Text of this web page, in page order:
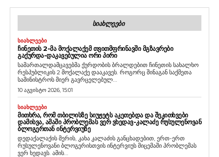
ᲡᲘᲐᲮᲚᲔᲔᲑᲘ
ᲡᲘᲐᲮᲚᲔᲔᲑᲘ
ᲩᲘᲜᲔᲗᲘᲡ 2-ᲛᲐ ᲛᲝᲥᲐᲚᲐᲥᲔᲛ ᲗᲕᲘᲗᲛᲤᲠᲘᲜᲐᲕᲨᲘ ᲛᲒᲖᲐᲕᲠᲔᲑᲘ
ᲒᲐᲥᲣᲠᲓᲐ-ᲓᲐᲙᲐᲕᲔᲑᲣᲚᲘᲐ ᲝᲠᲘ ᲞᲘᲠᲘ
სამართალდამცავებმა ქურდობის ბრალდებით ჩინეთის სახალხო
რესპუბლიკის 2 მოქალაქე დააკავეს. როგორც შინაგან საქმეთა
სამინისტროს მიერ გავრცელებულ...
10 აგვისტო 2026, 15:01
ᲡᲘᲐᲮᲚᲔᲔᲑᲘ
ᲛᲘᲗᲮᲠᲐ, ᲠᲝᲛ ᲗᲑᲘᲚᲘᲡᲖᲔ ᲡᲘᲣᲟᲔᲢᲡ ᲐᲙᲔᲗᲔᲑᲓᲐ ᲓᲐ ᲨᲔᲙᲘᲗᲮᲕᲔᲑᲘ
ᲓᲐᲛᲘᲡᲕᲐ, ᲐᲛᲐᲨᲘ ᲞᲠᲝᲑᲚᲔᲛᲐᲡ ᲕᲔᲠ ᲕᲮᲔᲓᲐᲕ-ᲙᲐᲚᲐᲫᲔ ᲠᲣᲡᲣᲚᲔᲜᲝᲕᲐᲜ
ᲑᲚᲝᲒᲔᲠᲗᲐᲜ ᲘᲜᲢᲔᲠᲕᲘᲣᲖᲔ
დედაქალაქის მერის, კახა კალაძის განცხადებით, ერთ-ერთ
რუსულენოვანი ბლოგერისთვის ინტერვიუს მიცემაში პრობლემას
ვერ ხედავს. ამის...